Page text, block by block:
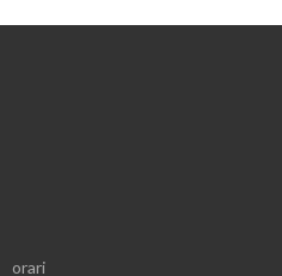
orari